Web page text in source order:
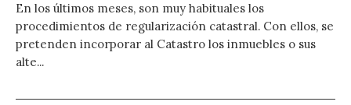
En los últimos meses, son muy habituales los
procedimientos de regularización catastral. Con ellos, se
pretenden incorporar al Catastro los inmuebles o sus
alte...